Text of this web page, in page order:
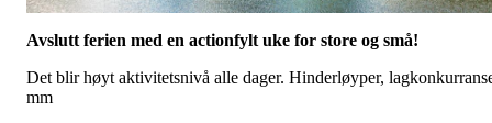
Avslutt ferien med en actionfylt uke for store og små!
Det blir høyt aktivitetsnivå alle dager. Hinderløyper,
mm